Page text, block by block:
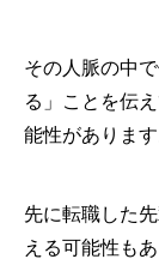
その人脈の中
る」ことを伝
能性があります
先に転職した
える可能性も